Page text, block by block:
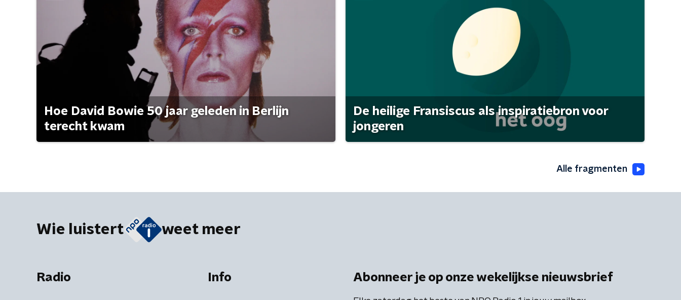
Hoe David Bowie 50 jaar geleden in Berlijn
terecht kwam
De heilige Fransiscus als inspiratiebron voor
jongeren
Alle fragmenten
Wie luistert weet meer
Radio Info Abonneer je op onze wekelijkse nieuwsbrief